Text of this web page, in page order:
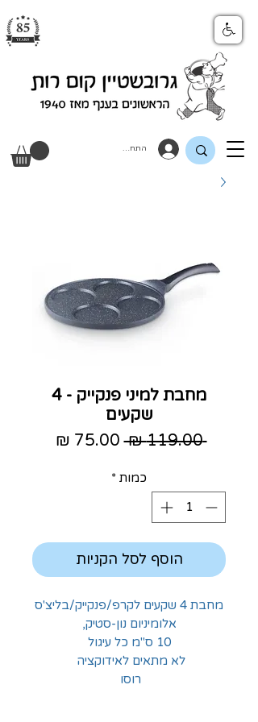
התחבר
מחבת למיני פנקייק - 4
שקעים
‏119.00 ‏₪
מחיר
כמות *
הוסף לסל הקניות
מחבת 4 שקעים לקרפ/פנקייק/בליצ'ס
אלומיניום נון-סטיק,
10 ס"מ כל עיגול
לא מתאים לאידוקציה
רוסו